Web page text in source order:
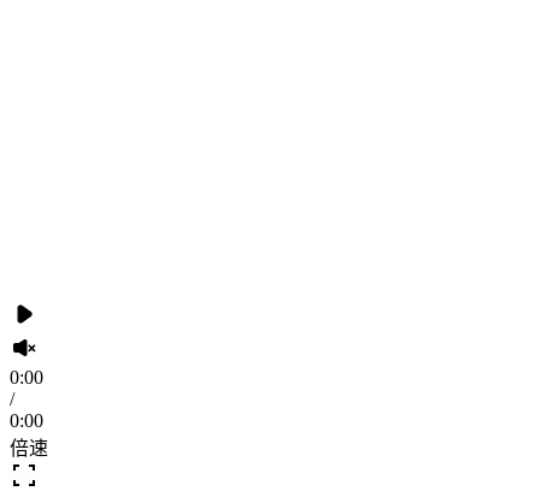
0:00
/
0:00
倍速